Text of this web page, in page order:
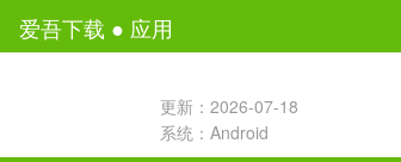
爱吾下载 ● 应用
更新：2026-07-18
系统：Android